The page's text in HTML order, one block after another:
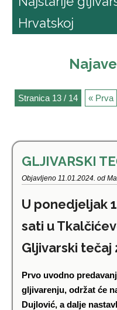
Hrvatskoj
Stranica 13 / 14 « Prva
GLJIVARSKI
Objavljeno 11.01.2024. od
U ponedjeljak
sati u
Gljivarski tečaj
Prvo uvodno
gljivarenju, održat će
Dujlović, a dalje